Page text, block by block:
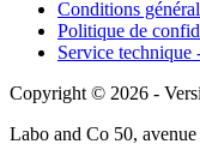
Conditions
Politique de
Service technique
Copyright © 2026 -
Labo and Co 50,